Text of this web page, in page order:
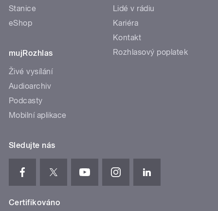
Stanice
eShop
mujRozhlas
Živé vysílání
Audioarchiv
Podcasty
Mobilní aplikace
Lidé v rádiu
Kariéra
Kontakt
Rozhlasový poplatek
Sledujte nás
Certifikováno